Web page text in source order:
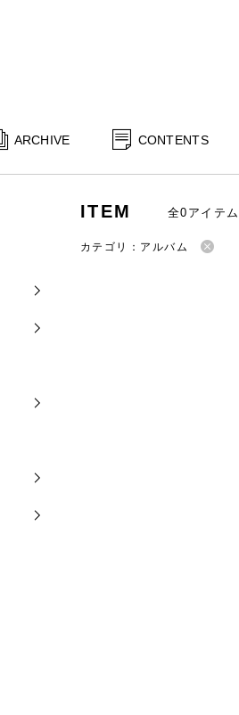
ARCHIVE CONTENTS
ITEM 全0アイテム
カテゴリ：アルバム